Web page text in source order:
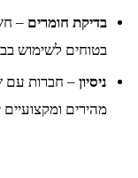
בדיקת חומרים –
בטוחים לשימוש
ניסיון – חברות עם
מהירים ומקצועיים